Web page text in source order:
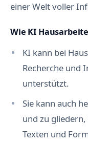
einer Welt voller
Wie KI
KI kann bei
Recherche und
unterstützt.
Sie kann auch
und zu
Texten und